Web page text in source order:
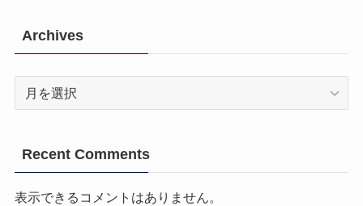
Archives
Archives
Recent Comments
表示できるコメントはありません。